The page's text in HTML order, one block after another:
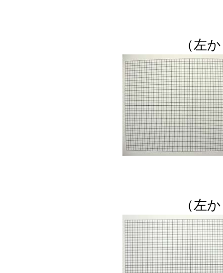
（左
（左